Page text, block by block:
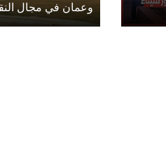
وعمان في مجال